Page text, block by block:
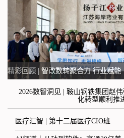
精彩回顾 | 智改数转聚合力 行业赋能
2026数智洞见 | 鞍山钢铁集团赵
化转型顺利推
医疗汇智 | 第十二届医疗CIO班